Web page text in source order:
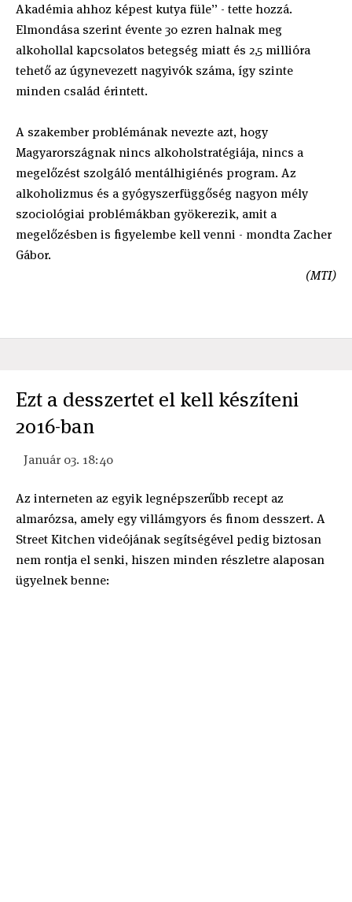
Akadémia ahhoz képest kutya füle” - tette hozzá.
Elmondása szerint évente 30 ezren halnak meg
alkohollal kapcsolatos betegség miatt és 2,5 millióra
tehető az úgynevezett nagyivók száma, így szinte
minden család érintett.
A szakember problémának nevezte azt, hogy
Magyarországnak nincs alkoholstratégiája, nincs a
megelőzést szolgáló mentálhigiénés program. Az
alkoholizmus és a gyógyszerfüggőség nagyon mély
szociológiai problémákban gyökerezik, amit a
megelőzésben is figyelembe kell venni - mondta Zacher
Gábor.
(MTI)
Ezt a desszertet el kell készíteni
2016-ban
Január 03. 18:40
Az interneten az egyik legnépszerűbb recept az
almarózsa, amely egy villámgyors és finom desszert. A
Street Kitchen videójának segítségével pedig biztosan
nem rontja el senki, hiszen minden részletre alaposan
ügyelnek benne: